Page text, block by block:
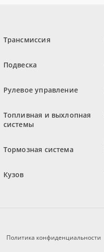
Трансмиссия
Подвеска
Рулевое управление
Топливная и выхлопная
системы
Тормозная система
Кузов
Политика конфиденциальности